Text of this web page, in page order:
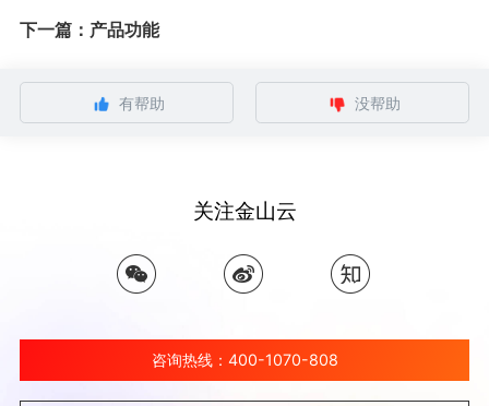
下一篇：产品功能
有帮助 没帮助
关注金山云
咨询热线：400-1070-808